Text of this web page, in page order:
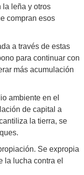
la leña y otros
compran esos
a través de estas
para continuar con
más acumulación
ambiente en el
de capital a
la tierra, se
Se expropia
la lucha contra el